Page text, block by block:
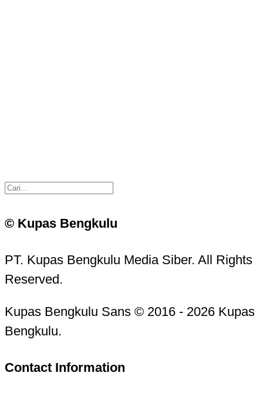
© Kupas Bengkulu
PT. Kupas Bengkulu Media Siber. All Rights
Reserved.
Kupas Bengkulu Sans © 2016 - 2026 Kupas
Bengkulu.
Contact Information